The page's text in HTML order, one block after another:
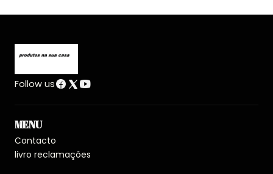
Follow us
MENU
Contacto
livro reclamações